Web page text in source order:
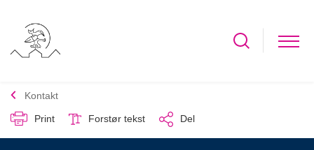
Kontakt
Print Forstør tekst Del